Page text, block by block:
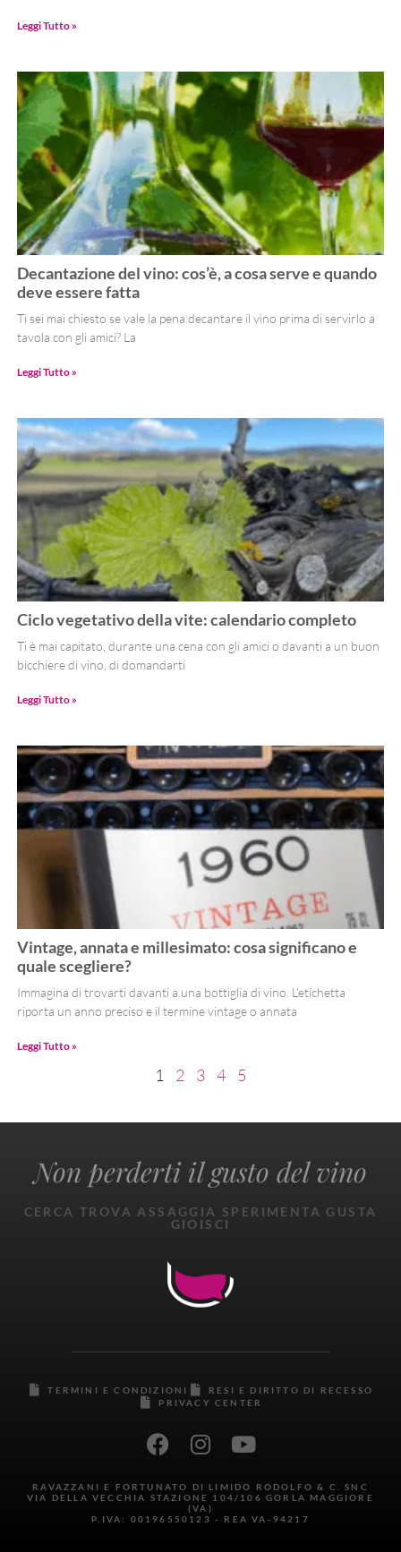
Leggi Tutto »
Decantazione del vino: cos’è, a cosa serve e quando
deve essere fatta
Ti sei mai chiesto se vale la pena decantare il vino prima di servirlo a
tavola con gli amici? La
Leggi Tutto »
Ciclo vegetativo della vite: calendario completo
Ti è mai capitato, durante una cena con gli amici o davanti a un buon
bicchiere di vino, di domandarti
Leggi Tutto »
Vintage, annata e millesimato: cosa significano e
quale scegliere?
Immagina di trovarti davanti a una bottiglia di vino. L’etichetta
riporta un anno preciso e il termine vintage o annata
Leggi Tutto »
1 2 3 4 5
Non perderti il gusto del vino
CERCA TROVA ASSAGGIA SPERIMENTA GUSTA
GIOISCI
TERMINI E CONDIZIONI
RESI E DIRITTO DI RECESSO
PRIVACY CENTER
RAVAZZANI E FORTUNATO DI LIMIDO RODOLFO & C. SNC
VIA DELLA VECCHIA STAZIONE 104/106 GORLA MAGGIORE
(VA)
P.IVA: 00196550123 - REA VA-94217